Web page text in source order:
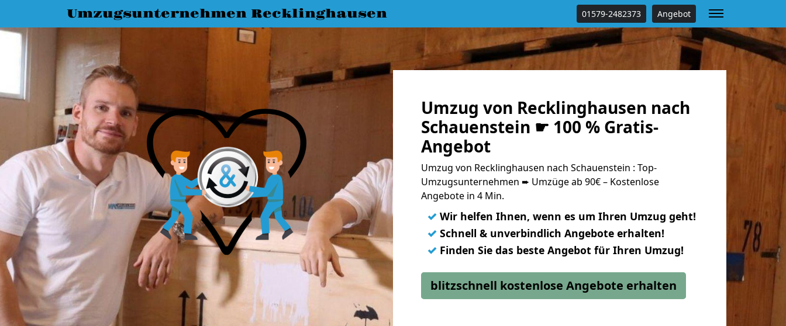
Umzugsunternehmen Recklinghausen 01579-2482373 Angebot
Umzug von Recklinghausen nach
Schauenstein ☛ 100 % Gratis-
Angebot
Umzug von Recklinghausen nach Schauenstein : Top-
Umzugsunternehmen ➨ Umzüge ab 90€ – Kostenlose
Angebote in 4 Min.
✓ Wir helfen Ihnen, wenn es um Ihren Umzug geht!
✓ Schnell & unverbindlich Angebote erhalten!
✓ Finden Sie das beste Angebot für Ihren Umzug!
blitzschnell kostenlose Angebote erhalten